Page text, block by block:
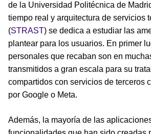
de la Universidad Politécnica de
tiempo real y arquitectura de servicios
(STRAST) se dedica a estudiar las
plantear para los usuarios. En primer
personales que recaban son en
transmitidos a gran escala para su
compartidos con servicios de terceros
por Google o Meta.
Además, la mayoría de las